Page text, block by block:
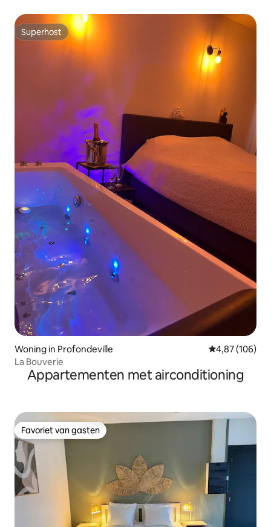
Superhost
Superhost
Woning in Profondeville Gemiddelde
4,87 (106)
La Bouverie
Appartementen met airconditioning
Favoriet van gasten
Favoriet van gasten